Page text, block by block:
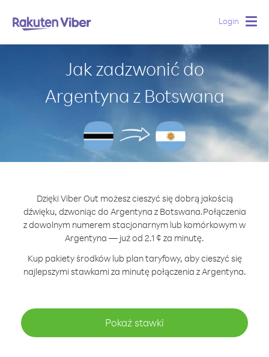
Login
Jak zadzwonić do
Argentyna z Botswana
Dzięki Viber Out możesz cieszyć się dobrą jakością
dźwięku, dzwoniąc do Argentyna z Botswana.Połączenia
z dowolnym numerem stacjonarnym lub komórkowym w
Argentyna — już od 2.1 ¢ za minutę.
Kup pakiety środków lub plan taryfowy, aby cieszyć się
najlepszymi stawkami za minutę połączenia z Argentyna.
Pokaż stawki